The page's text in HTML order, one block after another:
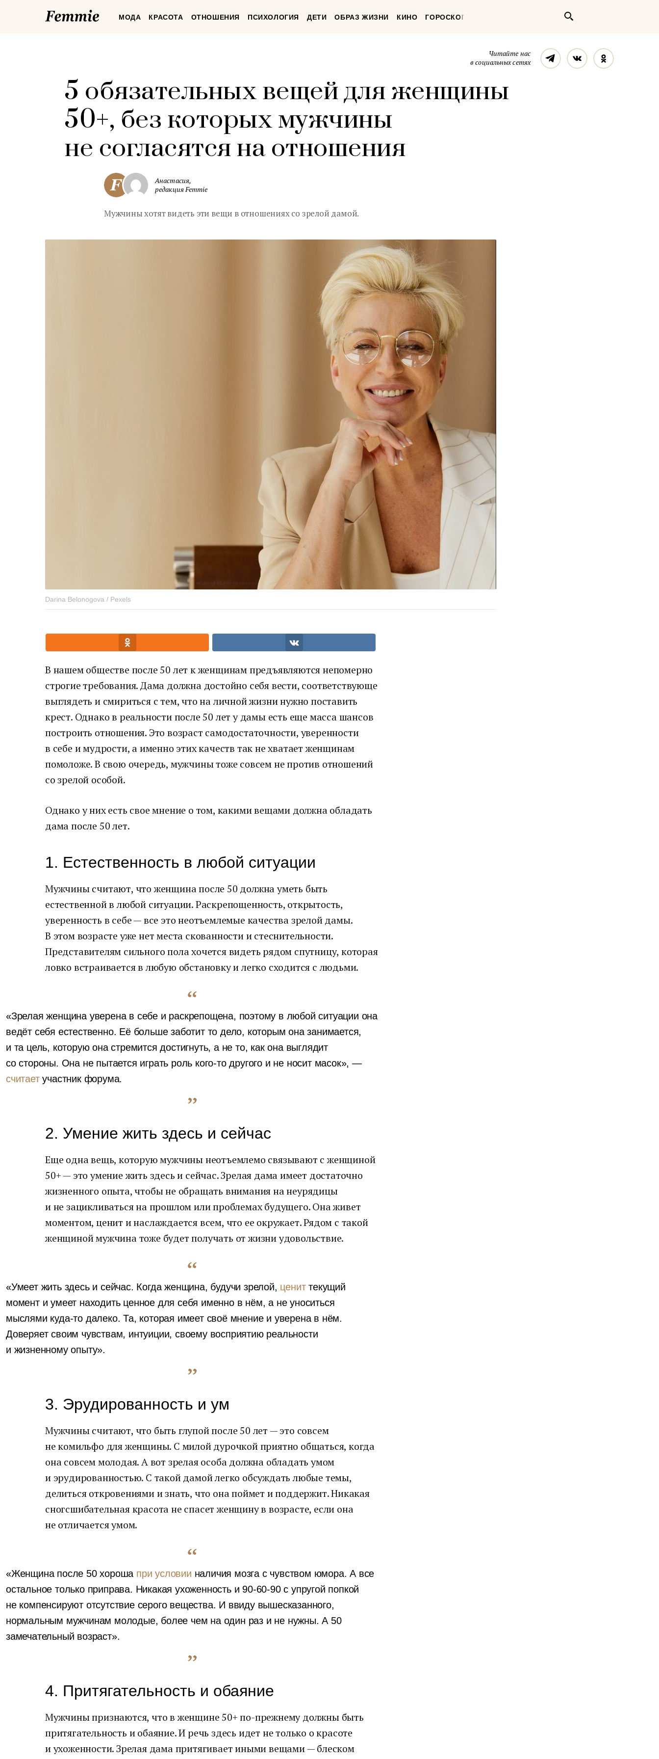
FemmieМОДА КРАСОТА ОТНОШЕНИЯ ПСИХОЛОГИЯ ДЕТИ ОБРАЗ ЖИЗНИ КИНО ГОРОСКОП
Читайте нас
в социальных сетях
ТелеграмВконтакте
5 обязательных вещей для женщины
50+, без которых мужчины
не согласятся на отношения
Анастасия,
редакция Femmie
Мужчины хотят видеть эти вещи в отношениях со зрелой дамой.
Darina Belonogova / Pexels
В нашем обществе после 50 лет к женщинам предъявляются непомерно
строгие требования. Дама должна достойно себя вести, соответствующе
выглядеть и смириться с тем, что на личной жизни нужно поставить
крест. Однако в реальности после 50 лет у дамы есть еще масса шансов
построить отношения. Это возраст самодостаточности, уверенности
в себе и мудрости, а именно этих качеств так не хватает женщинам
помоложе. В свою очередь, мужчины тоже совсем не против отношений
со зрелой особой.
Однако у них есть свое мнение о том, какими вещами должна обладать
дама после 50 лет.
1. Естественность в любой ситуации
Мужчины считают, что женщина после 50 должна уметь быть
естественной в любой ситуации. Раскрепощенность, открытость,
уверенность в себе — все это неотъемлемые качества зрелой дамы.
В этом возрасте уже нет места скованности и стеснительности.
Представителям сильного пола хочется видеть рядом спутницу, которая
ловко встраивается в любую обстановку и легко сходится с людьми.
«Зрелая женщина уверена в себе и раскрепощена, поэтому в любой ситуации она
ведёт себя естественно. Её больше заботит то дело, которым она занимается,
и та цель, которую она стремится достигнуть, а не то, как она выглядит
со стороны. Она не пытается играть роль кого-то другого и не носит масок», —
считаетучастник форума.
2. Умение жить здесь и сейчас
Еще одна вещь, которую мужчины неотъемлемо связывают с женщиной
50+ — это умение жить здесь и сейчас. Зрелая дама имеет достаточно
жизненного опыта, чтобы не обращать внимания на неурядицы
и не зацикливаться на прошлом или проблемах будущего. Она живет
моментом, ценит и наслаждается всем, что ее окружает. Рядом с такой
женщиной мужчина тоже будет получать от жизни удовольствие.
«Умеет жить здесь и сейчас. Когда женщина, будучи зрелой, цениттекущий
момент и умеет находить ценное для себя именно в нём, а не уноситься
мыслями куда-то далеко. Та, которая имеет своё мнение и уверена в нём.
Доверяет своим чувствам, интуиции, своему восприятию реальности
и жизненному опыту».
3. Эрудированность и ум
Мужчины считают, что быть глупой после 50 лет — это совсем
не комильфо для женщины. С милой дурочкой приятно общаться, когда
она совсем молодая. А вот зрелая особа должна обладать умом
и эрудированностью. С такой дамой легко обсуждать любые темы,
делиться откровениями и знать, что она поймет и поддержит. Никакая
сногсшибательная красота не спасет женщину в возрасте, если она
не отличается умом.
«Женщина после 50 хороша при условии наличия мозга с чувством юмора. А все
остальное только приправа. Никакая ухоженность и 90-60-90 с упругой попкой
не компенсируют отсутствие серого вещества. И ввиду вышесказанного,
нормальным мужчинам молодые, более чем на один раз и не нужны. А 50
замечательный возраст».
4. Притягательность и обаяние
Мужчины признаются, что в женщине 50+ по-прежнему должны быть
притягательность и обаяние. И речь здесь идет не только о красоте
и ухоженности. Зрелая дама притягивает иными вещами — блеском